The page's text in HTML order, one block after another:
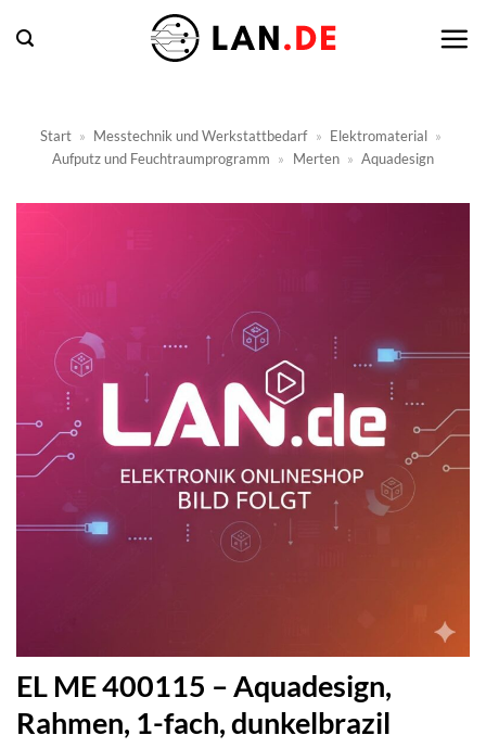
Inhalt
Start » Messtechnik und Werkstattbedarf » Elektromaterial »
Aufputz und Feuchtraumprogramm » Merten » Aquadesign
EL ME 400115 – Aquadesign,
Rahmen, 1-fach, dunkelbrazil